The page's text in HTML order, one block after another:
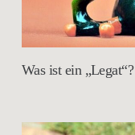
Was ist ein „Legat“?